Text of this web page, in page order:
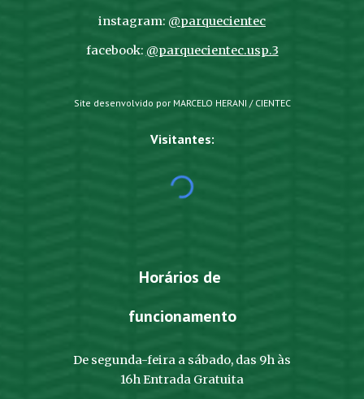
instagram: @parquecientec
facebook: @parquecientec.usp.3
Site desenvolvido por MARCELO HERANI / CIENTEC
Visitantes:
Horários de
funcionamento
De segunda-feira a sábado, das 9h às
16h Entrada Gratuita